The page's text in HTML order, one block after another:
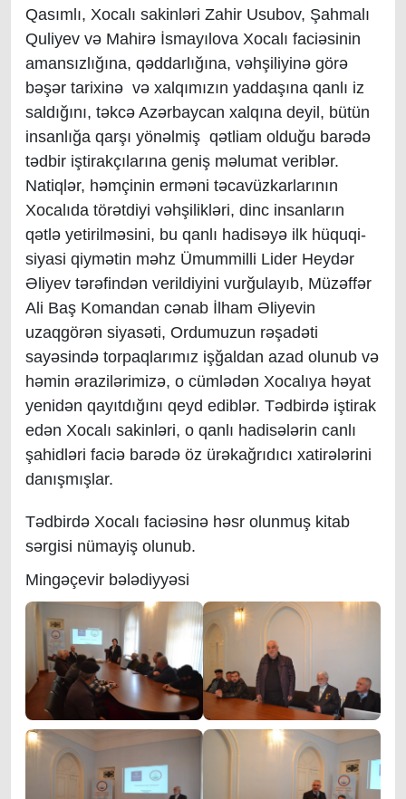
Qasımlı, Xocalı sakinləri Zahir Usubov, Şahmalı
Quliyev və Mahirə İsmayılova Xocalı faciəsinin
amansızlığına, qəddarlığına, vəhşiliyinə görə
bəşər tarixinə və xalqımızın yaddaşına qanlı iz
saldığını, təkcə Azərbaycan xalqına deyil, bütün
insanlığa qarşı yönəlmiş qətliam olduğu barədə
tədbir iştirakçılarına geniş məlumat veriblər.
Natiqlər, həmçinin erməni təcavüzkarlarının
Xocalıda törətdiyi vəhşilikləri, dinc insanların
qətlə yetirilməsini, bu qanlı hadisəyə ilk hüquqi-
siyasi qiymətin məhz Ümummilli Lider Heydər
Əliyev tərəfindən verildiyini vurğulayıb, Müzəffər
Ali Baş Komandan cənab İlham Əliyevin
uzaqgörən siyasəti, Ordumuzun rəşadəti
sayəsində torpaqlarımız işğaldan azad olunub və
həmin ərazilərimizə, o cümlədən Xocalıya həyat
yenidən qayıtdığını qeyd ediblər. Tədbirdə iştirak
edən Xocalı sakinləri, o qanlı hadisələrin canlı
şahidləri faciə barədə öz ürəkağrıdıcı xatirələrini
danışmışlar.
Tədbirdə Xocalı faciəsinə həsr olunmuş kitab
sərgisi nümayiş olunub.
Mingəçevir bələdiyyəsi